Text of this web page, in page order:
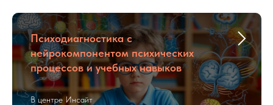
Психодиагностика с
нейрокомпонентом психических
процессов и учебных навыков
В центре Инсайт